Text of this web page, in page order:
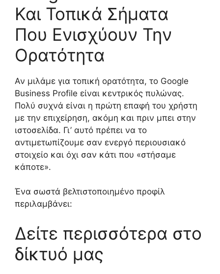
Και Τοπικά Σήματα
Που Ενισχύουν Την
Ορατότητα
Αν μιλάμε για τοπική ορατότητα, το Google
Business Profile είναι κεντρικός πυλώνας.
Πολύ συχνά είναι η πρώτη επαφή του χρήστη
με την επιχείρηση, ακόμη και πριν μπει στην
ιστοσελίδα. Γι’ αυτό πρέπει να το
αντιμετωπίζουμε σαν ενεργό περιουσιακό
στοιχείο και όχι σαν κάτι που «στήσαμε
κάποτε».
Ένα σωστά βελτιστοποιημένο προφίλ
περιλαμβάνει:
Δείτε περισσότερα στο
δίκτυό μας